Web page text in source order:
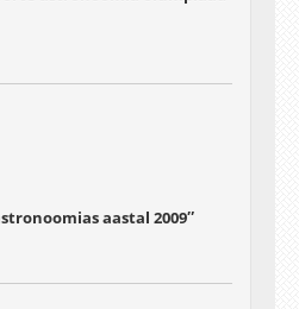
aastal 2009″